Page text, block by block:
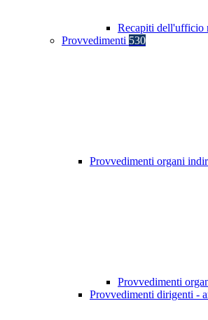
Recapiti dell'ufficio
Provvedimenti 530
Provvedimenti organi
Provvedimenti
Provvedimenti dirigenti -